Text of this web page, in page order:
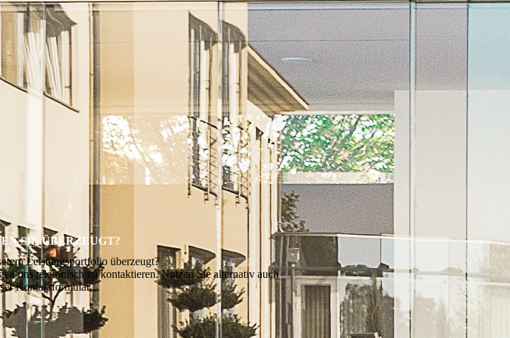
SIE ÜBERZEUGT?
Leistungsportfolio überzeugt?
uns telefonisch zu kontaktieren. Nutzen Sie alternativ auch
Kontaktformular.